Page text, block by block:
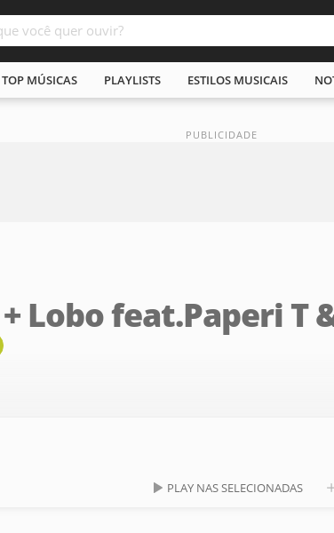
TOP MÚSICAS PLAYLISTS ESTILOS MUSICAIS
+ Lobo feat.Paperi
PLAY NAS SELECIONADAS